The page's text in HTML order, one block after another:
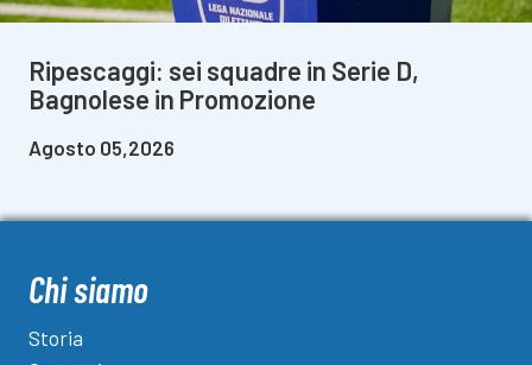
Ripescaggi: sei squadre in Serie D,
Bagnolese in Promozione
Agosto 05,2026
Chi siamo
Storia